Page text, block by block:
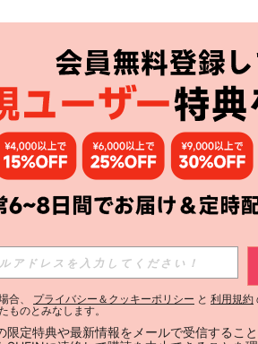
アプリ
合、 プライバシー＆クッキーポリシー と 利用規約
ものとみなします。
限定特典や最新情報をメールで受信するこ